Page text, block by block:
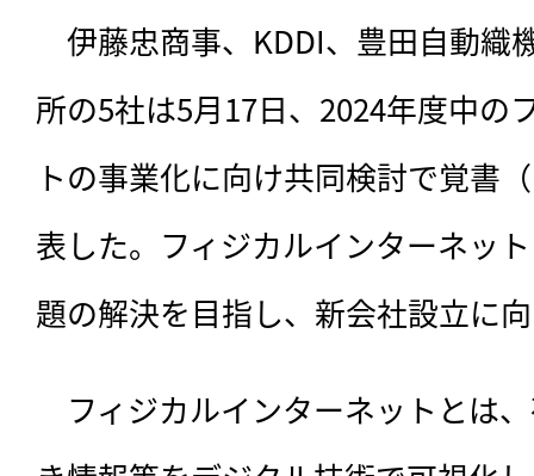
伊藤忠商事、KDDI、豊田自動織
所の5社は5月17日、2024年度中の
トの事業化に向け共同検討で覚書
表した。フィジカルインターネッ
題の解決を目指し、新会社設立に
フィジカルインターネットとは